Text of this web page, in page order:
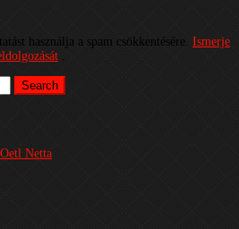
használja a spam csökkentésére. Ismerje
.
Netta